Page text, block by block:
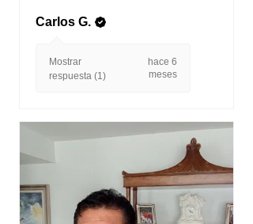
Carlos G.
Mostrar
respuesta (1)
hace 6
meses